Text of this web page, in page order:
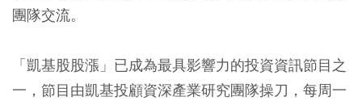
團隊交流。
「凱基股股漲」已成為最具影響力的投資資訊節目之
一，節目由凱基投顧資深產業研究團隊操刀，每周一